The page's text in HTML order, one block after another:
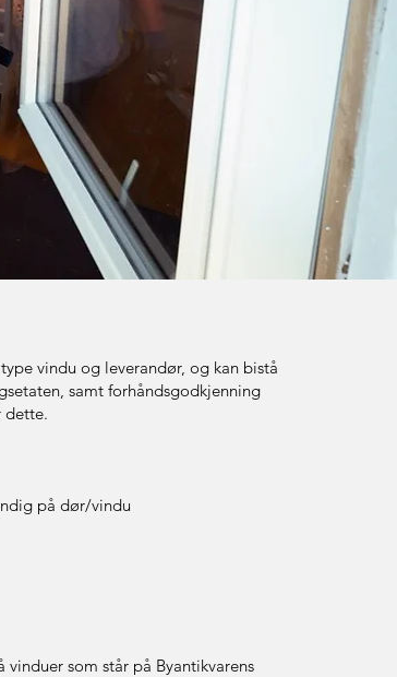
vindu og leverandør, og kan bistå
samt forhåndsgodkjenning
dette.
på dør/vindu
som står på Byantikvarens